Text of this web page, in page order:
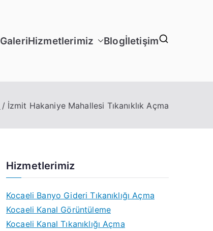
GaleriHizmetlerimiz Blogİletişim
İzmit Hakaniye Mahallesi Tıkanıklık Açma
Hizmetlerimiz
Kocaeli Banyo Gideri Tıkanıklığı Açma
Kocaeli Kanal Görüntüleme
Kocaeli Kanal Tıkanıklığı Açma